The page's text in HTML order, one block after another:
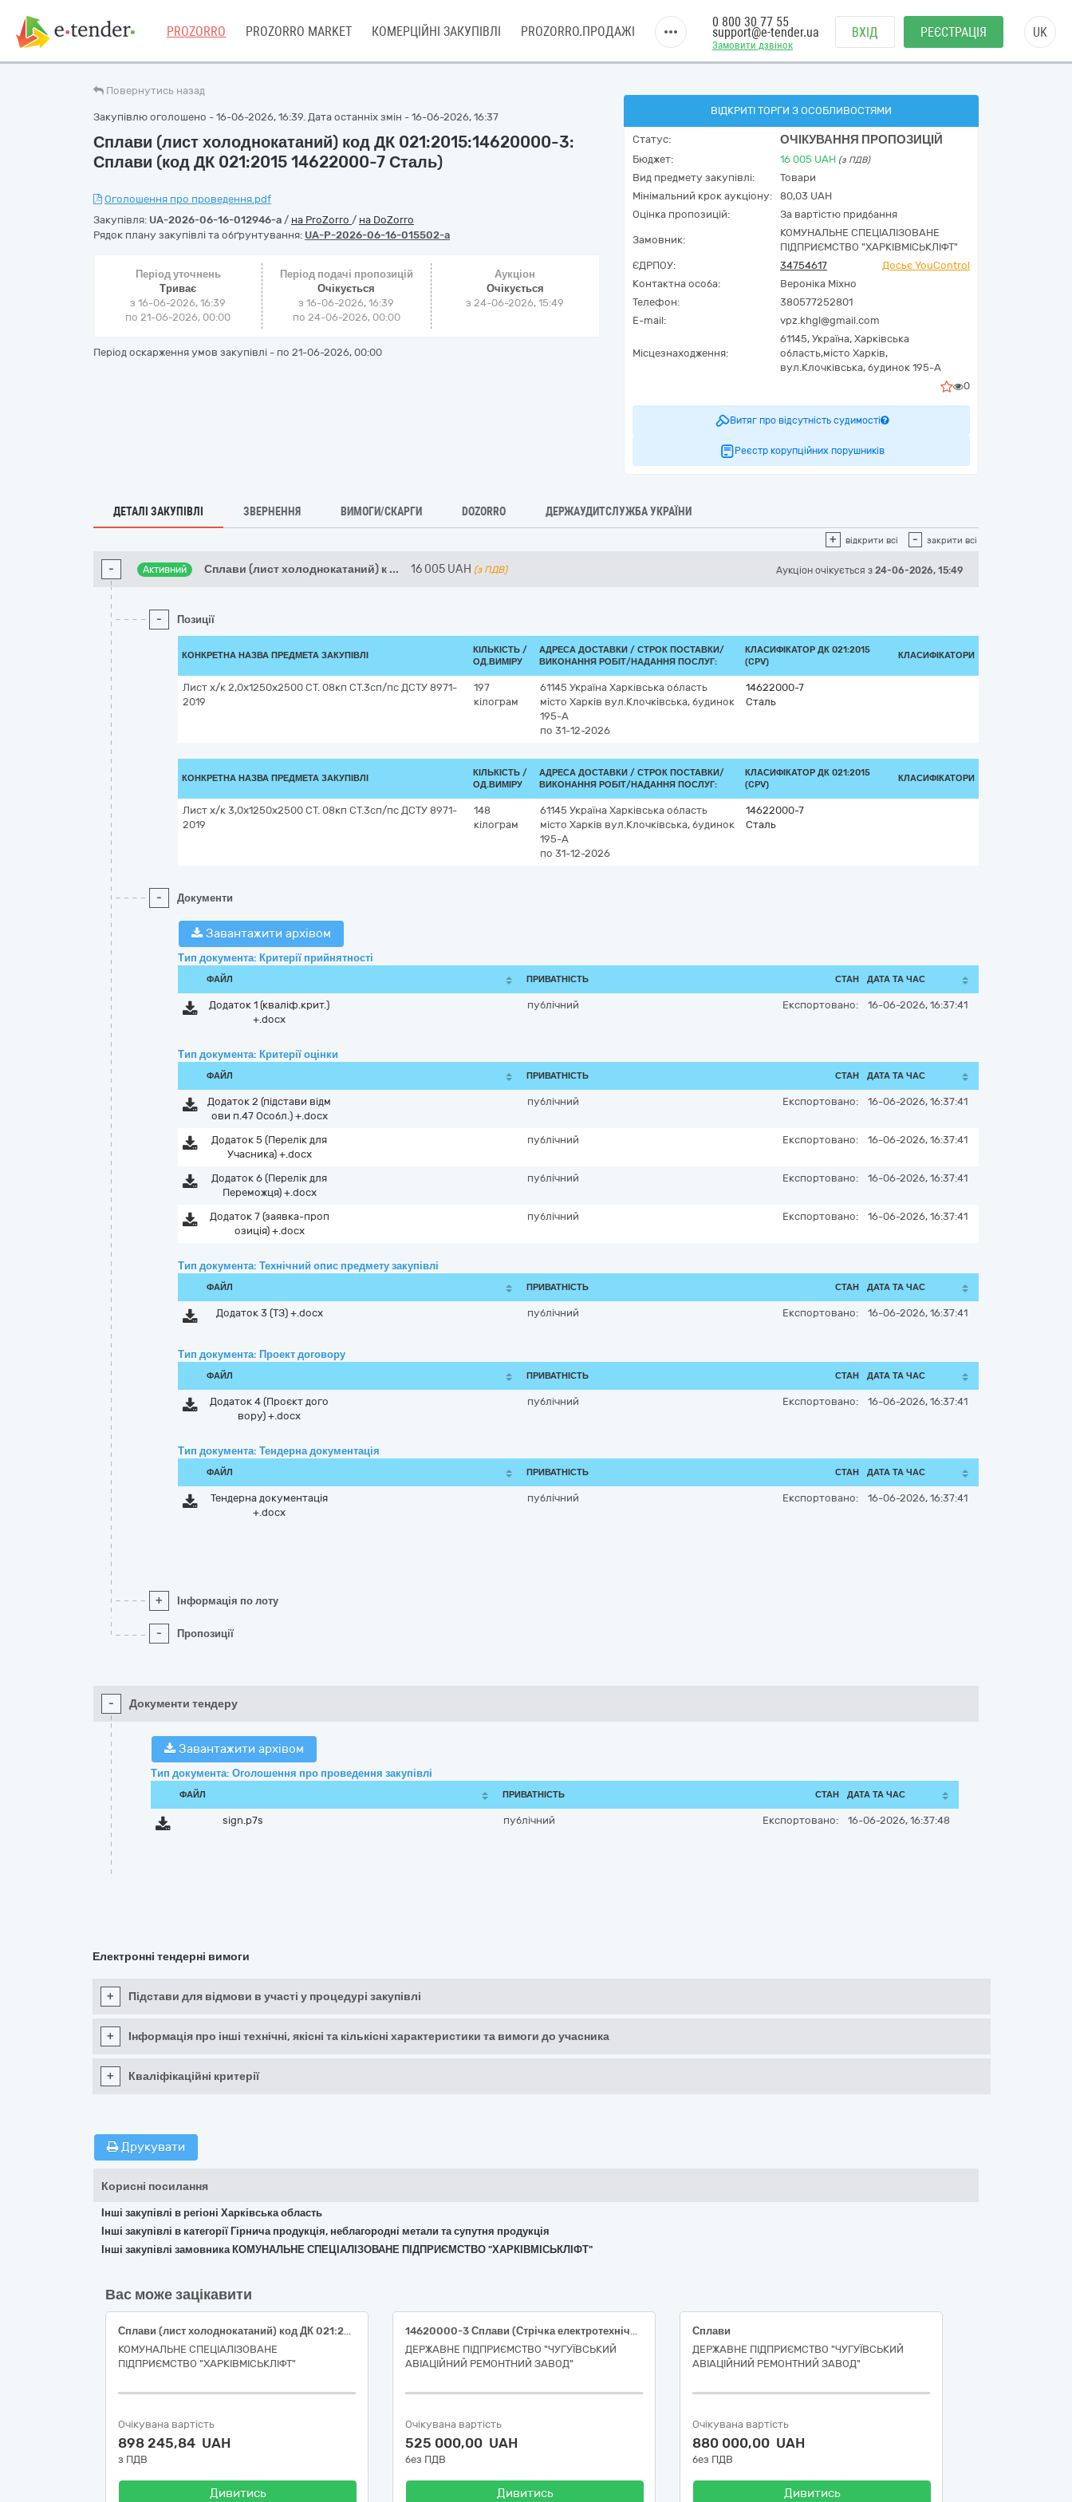
PROZORRO PROZORRO MARKET КОМЕРЦІЙНІ ЗАКУПІВЛІ PROZORRO.ПРОДАЖІ
Замовити дзвінок
0 800 30 77 55
support@e-tender.ua ВХІД РЕЄСТРАЦІЯ UK
Повернутись назад
Закупівлю оголошено - 16-06-2026, 16:39. Дата останніх змін - 16-06-2026, 16:37
Сплави (лист холоднокатаний) код ДК 021:2015:14620000-3:
Сплави (код ДК 021:2015 14622000-7 Сталь)
Оголошення про проведення.pdf
Закупівля: UA-2026-06-16-012946-a / на ProZorro / на DoZorro
Рядок плану закупівлі та обґрунтування: UA-P-2026-06-16-015502-a
Період уточнень
Триває
з 16-06-2026, 16:39
по 21-06-2026, 00:00
Період подачі пропозицій
Очікується
з 16-06-2026, 16:39
по 24-06-2026, 00:00
Аукціон
Очікується
з24-06-2026, 15:49
Період оскарження умов закупівлі - по 21-06-2026, 00:00
ВІДКРИТІ ТОРГИ З ОСОБЛИВОСТЯМИ
Статус: ОЧІКУВАННЯ ПРОПОЗИЦІЙ
Бюджет: 16 005 UAH (з ПДВ)
Вид предмету закупівлі:
Товари
Мінімальний крок аукціону:
80,03 UAH
Оцінка пропозицій:
За вартістю придбання
Замовник:
КОМУНАЛЬНЕ СПЕЦІАЛІЗОВАНЕ
ПІДПРИЄМСТВО "ХАРКІВМІСЬКЛІФТ"
ЄДРПОУ:
34754617
Досьє YouControl
Контактна особа:
Вероніка Міхно
Телефон:
380577252801
E-mail:
vpz.khgl@gmail.com
Місцезнаходження:
61145, Україна, Харківська
область,місто Харків,
вул.Клочківська, будинок 195-А
0
Витяг про відсутність судимості
Реєстр корупційних порушників
ДЕТАЛІ ЗАКУПІВЛІ ЗВЕРНЕННЯ ВИМОГИ/СКАРГИ DOZORRO ДЕРЖАУДИТСЛУЖБА УКРАЇНИ
+ відкрити всі - закрити всі
- Активний Сплави (лист холоднокатаний) к ... 16 005 UAH (з ПДВ) Аукціон очікується з 24-06-2026, 15:49
- Позиції
КОНКРЕТНА НАЗВА ПРЕДМЕТА ЗАКУПІВЛІ
КІЛЬКІСТЬ /
ОД.ВИМІРУ
АДРЕСА ДОСТАВКИ / СТРОК ПОСТАВКИ/
ВИКОНАННЯ РОБІТ/НАДАННЯ ПОСЛУГ:
КЛАСИФІКАТОР ДК 021:2015
(CPV)
КЛАСИФІКАТОРИ
Лист х/к 2,0х1250х2500 СТ. 08кп СТ.3сп/пс ДСТУ 8971-
2019
197
кілограм
61145 Україна Харківська область
місто Харків вул.Клочківська, будинок
195-А
по 31-12-2026
14622000-7
Сталь
КОНКРЕТНА НАЗВА ПРЕДМЕТА ЗАКУПІВЛІ
КІЛЬКІСТЬ /
ОД.ВИМІРУ
АДРЕСА ДОСТАВКИ / СТРОК ПОСТАВКИ/
ВИКОНАННЯ РОБІТ/НАДАННЯ ПОСЛУГ:
КЛАСИФІКАТОР ДК 021:2015
(CPV)
КЛАСИФІКАТОРИ
Лист х/к 3,0х1250х2500 СТ. 08кп СТ.3сп/пс ДСТУ 8971-
2019
148
кілограм
61145 Україна Харківська область
місто Харків вул.Клочківська, будинок
195-А
по 31-12-2026
14622000-7
Сталь
- Документи
Завантажити архівом
Тип документа: Критерії прийнятності
ФАЙЛ ПРИВАТНІСТЬ СТАН ДАТА ТА ЧАС
Додаток 1 (кваліф.крит.)
+.docx
публічний Експортовано: 16-06-2026, 16:37:41
Тип документа: Критерії оцінки
ФАЙЛ ПРИВАТНІСТЬ СТАН ДАТА ТА ЧАС
Додаток 2 (підстави відм
ови п.47 Особл.) +.docx
публічний Експортовано: 16-06-2026, 16:37:41
Додаток 5 (Перелік для
Учасника) +.docx
публічний Експортовано: 16-06-2026, 16:37:41
Додаток 6 (Перелік для
Переможця) +.docx
публічний Експортовано: 16-06-2026, 16:37:41
Додаток 7 (заявка-проп
озиція) +.docx
публічний Експортовано: 16-06-2026, 16:37:41
Тип документа: Технічний опис предмету закупівлі
ФАЙЛ ПРИВАТНІСТЬ СТАН ДАТА ТА ЧАС
Додаток 3 (ТЗ) +.docx публічний Експортовано: 16-06-2026, 16:37:41
Тип документа: Проект договору
ФАЙЛ ПРИВАТНІСТЬ СТАН ДАТА ТА ЧАС
Додаток 4 (Проєкт дого
вору) +.docx
публічний Експортовано: 16-06-2026, 16:37:41
Тип документа: Тендерна документація
ФАЙЛ ПРИВАТНІСТЬ СТАН ДАТА ТА ЧАС
Тендерна документація
+.docx
публічний Експортовано: 16-06-2026, 16:37:41
+ Інформація по лоту
- Пропозиції
- Документи тендеру
Завантажити архівом
Тип документа: Оголошення про проведення закупівлі
ФАЙЛ ПРИВАТНІСТЬ СТАН ДАТА ТА ЧАС
sign.p7s публічний Експортовано: 16-06-2026, 16:37:48
Електронні тендерні вимоги
+ Підстави для відмови в участі у процедурі закупівлі
+ Інформація про інші технічні, якісні та кількісні характеристики та вимоги до учасника
+ Кваліфікаційні критерії
Друкувати
Корисні посилання
Інші закупівлі в регіоні Харківська область
Інші закупівлі в категорії Гірнича продукція, неблагородні метали та супутня продукція
Інші закупівлі замовника КОМУНАЛЬНЕ СПЕЦІАЛІЗОВАНЕ ПІДПРИЄМСТВО "ХАРКІВМІСЬКЛІФТ"
Вас може зацікавити
Сплави (лист холоднокатаний) код ДК 021:2015:14620000-3: Сплави (код ДК 021:2015 14622000-7 Сталь)
КОМУНАЛЬНЕ СПЕЦІАЛІЗОВАНЕ
ПІДПРИЄМСТВО "ХАРКІВМІСЬКЛІФТ"
Очікувана вартість
898 245,84 UAH
з ПДВ
Дивитись
14620000-3 Сплави (Стрічка електротехнічна текстурована)
ДЕРЖАВНЕ ПІДПРИЄМСТВО "ЧУГУЇВСЬКИЙ
АВІАЦІЙНИЙ РЕМОНТНИЙ ЗАВОД"
Очікувана вартість
525 000,00 UAH
без ПДВ
Дивитись
Сплави
ДЕРЖАВНЕ ПІДПРИЄМСТВО "ЧУГУЇВСЬКИЙ
АВІАЦІЙНИЙ РЕМОНТНИЙ ЗАВОД"
Очікувана вартість
880 000,00 UAH
без ПДВ
Дивитись